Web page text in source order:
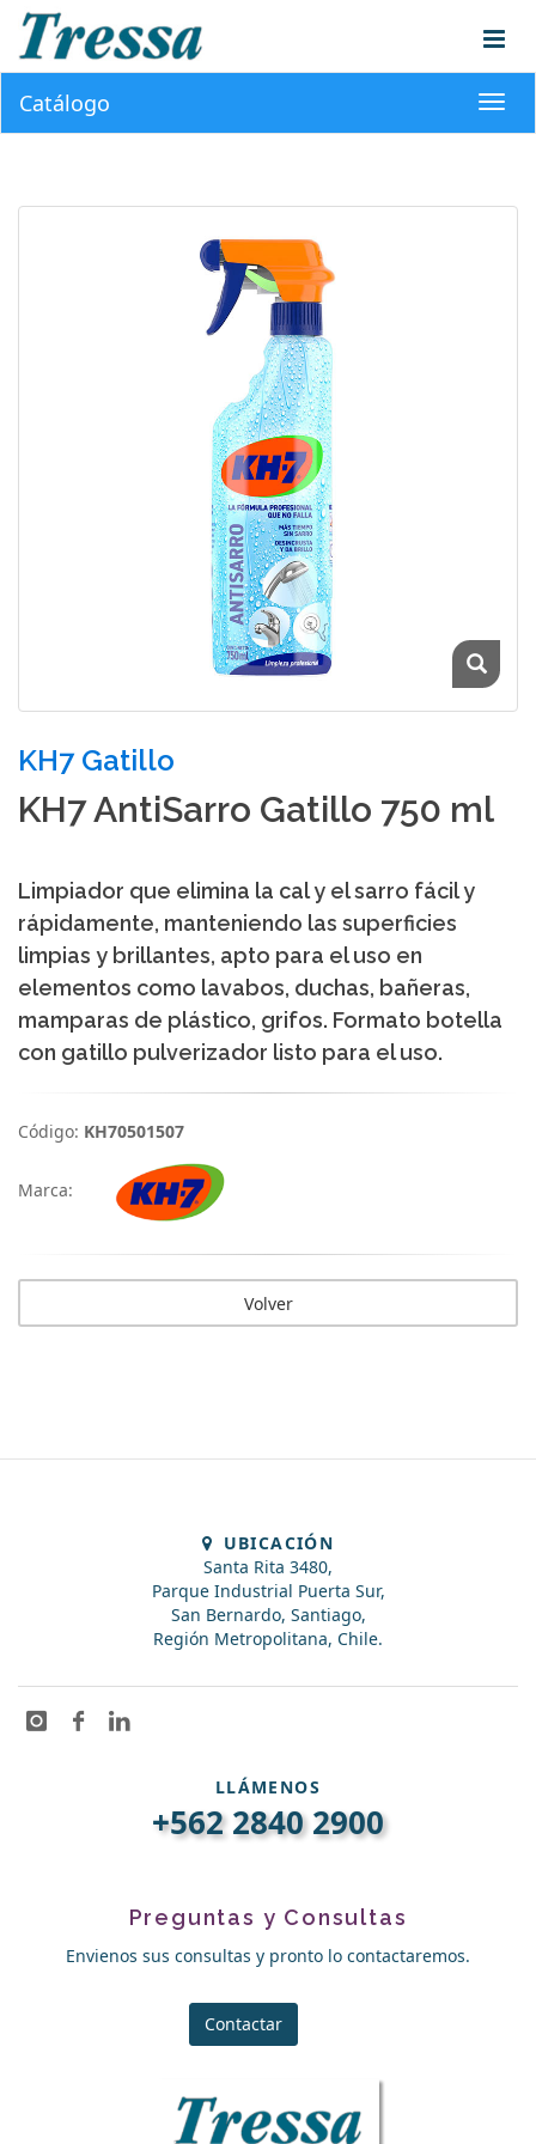
Catálogo
KH7 Gatillo
KH7 AntiSarro Gatillo 750 ml
Limpiador que elimina la cal y el sarro fácil y
rápidamente, manteniendo las superficies
limpias y brillantes, apto para el uso en
elementos como lavabos, duchas, bañeras,
mamparas de plástico, grifos. Formato botella
con gatillo pulverizador listo para el uso.
Código: KH70501507
Marca:
Volver
UBICACIÓN
Santa Rita 3480,
Parque Industrial Puerta Sur,
San Bernardo, Santiago,
Región Metropolitana, Chile.
LLÁMENOS
+562 2840 2900
Preguntas y Consultas
Envienos sus consultas y pronto lo contactaremos.
Contactar